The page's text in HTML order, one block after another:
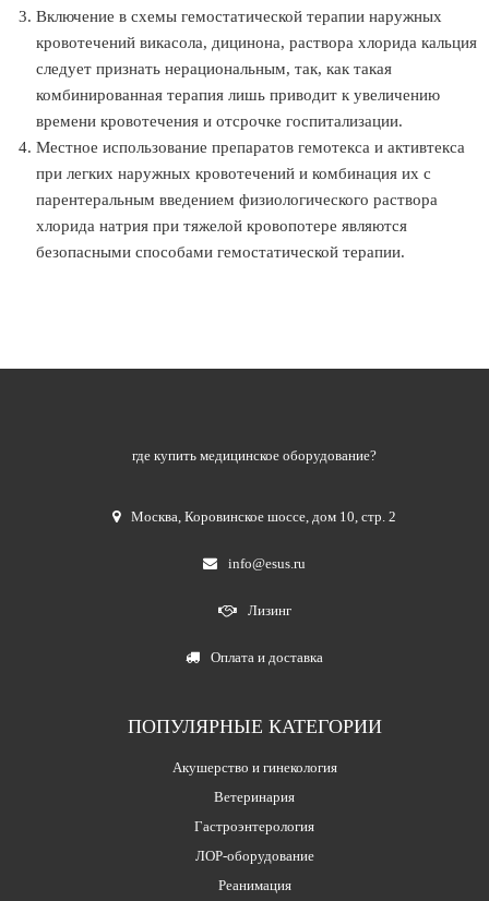
Включение в схемы гемостатической терапии наружных
кровотечений викасола, дицинона, раствора хлорида кальция
следует признать нерациональным, так, как такая
комбинированная терапия лишь приводит к увеличению
времени кровотечения и отсрочке госпитализации.
Местное использование препаратов гемотекса и активтекса
при легких наружных кровотечений и комбинация их с
парентеральным введением физиологического раствора
хлорида натрия при тяжелой кровопотере являются
безопасными способами гемостатической терапии.
где купить медицинское оборудование?
Москва,Коровинское шоссе, дом 10, стр. 2
info@esus.ru
Лизинг
Оплата и доставка
ПОПУЛЯРНЫЕ КАТЕГОРИИ
Акушерство и гинекология
Ветеринария
Гастроэнтерология
ЛОР-оборудование
Реанимация